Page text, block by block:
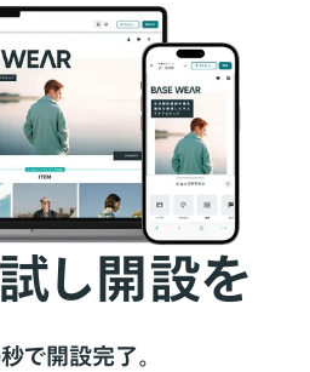
し開設を
で開設完了。